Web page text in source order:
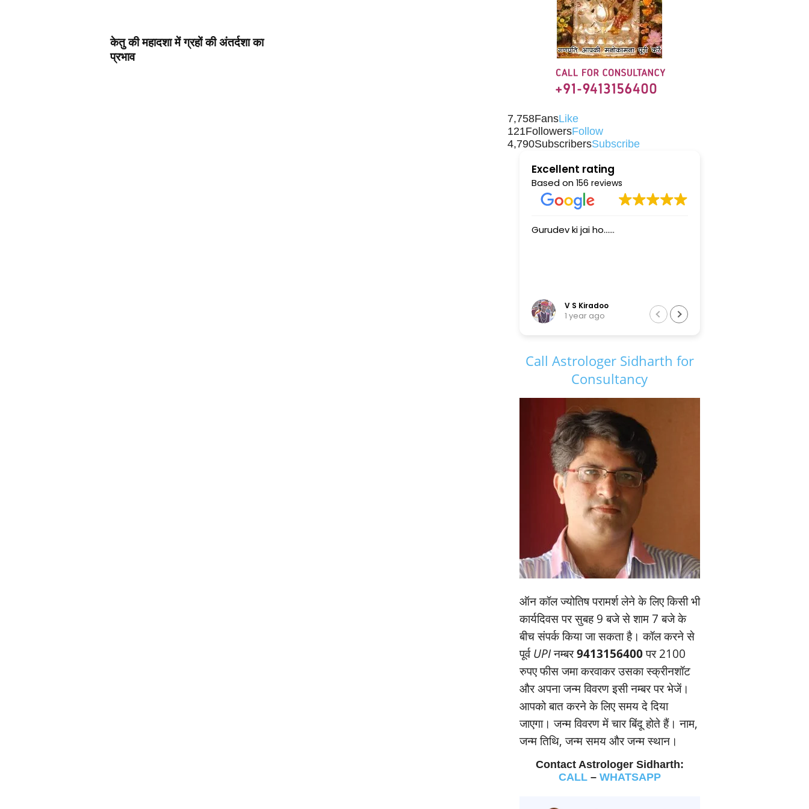
केतु की महादशा में ग्रहों की अंतर्दशा का
प्रभाव
7,758FansLike
121FollowersFollow
4,790SubscribersSubscribe
Excellent rating
Based on 156 reviews
Gurudev ki jai ho......
V S Kiradoo
1 year ago
Call Astrologer Sidharth for
Consultancy
ऑन कॉल ज्‍योतिष परामर्श लेने के लिए किसी भी
कार्यदिवस पर सुबह 9 बजे से शाम 7 बजे के
बीच संपर्क किया जा सकता है। कॉल करने से
पूर्वUPIनम्‍बर9413156400पर 2100
रुपए फीस जमा करवाकर उसका स्‍क्रीनशॉट
और अपना जन्‍म विवरण इसी नम्‍बर पर भेजें।
आपको बात करने के लिए समय दे दिया
जाएगा। जन्‍म विवरण में चार बिंदू होते हैं। नाम,
जन्‍म तिथि, जन्‍म समय और जन्‍म स्‍थान।
Contact Astrologer Sidharth:
CALL– WHATSAPP